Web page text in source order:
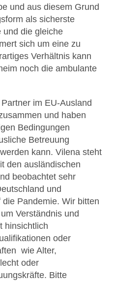
und aus diesem Grund
als sicherste
und die gleiche
sich um eine zu
Verhältnis kann
noch die ambulante
im EU-Ausland
und haben
Bedingungen
Betreuung
kann. Vilena steht
den ausländischen
beobachtet sehr
und
Pandemie. Wir bitten
Verständnis und
hinsichtlich
oder
wie Alter,
oder
Bitte